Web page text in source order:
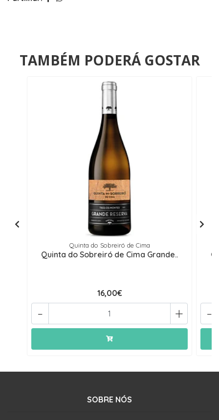
TAMBÉM PODERÁ GOSTAR
Quinta do Sobreiró de Cima
Quinta do Sobreiró de Cima Grande..
16,00€
+
- -
SOBRE NÓS